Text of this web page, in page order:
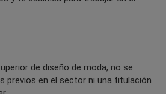
de diseño de moda, no se
previos en el sector ni una titulación